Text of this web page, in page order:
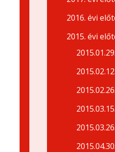
2016. évi
2015. évi
2015.01.29.
2015.02.26.
2015.03.26.
2015.04.30.